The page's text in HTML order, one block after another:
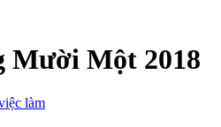
Mười Một 2018
làm